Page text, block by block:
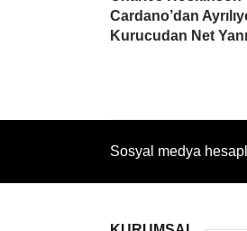
Cardano’dan
Kurucudan Net
Sosyal medya